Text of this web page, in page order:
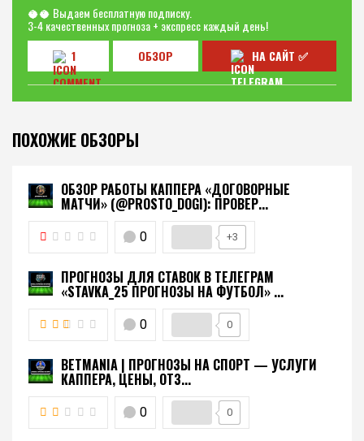
🥥🥥 Выдаем бесплатную подписку.
3-4 качественных прогноза + экспресс каждый день!
1
ОБЗОР НА САЙТ ✅
ПОХОЖИЕ ОБЗОРЫ
ОБЗОР РАБОТЫ КАППЕРА «ДОГОВОРНЫЕ
МАТЧИ» (@PROSTO_DOGI): ПРОВЕР...
0 +3
ПРОГНОЗЫ ДЛЯ СТАВОК В ТЕЛЕГРАМ
«STAVKA_25 ПРОГНОЗЫ НА ФУТБОЛ» ...
0 0
BETMANIA | ПРОГНОЗЫ НА СПОРТ — УСЛУГИ
КАППЕРА, ЦЕНЫ, ОТЗ...
0 0